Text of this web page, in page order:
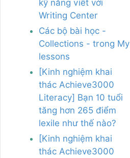
kỹ năng viết với
Writing Center
Các bộ bài học -
Collections - trong My
lessons
[Kinh nghiệm khai
thác Achieve3000
Literacy] Bạn 10 tuổi
tăng hơn 265 điểm
lexile như thế nào?
[Kinh nghiệm khai
thác Achieve3000